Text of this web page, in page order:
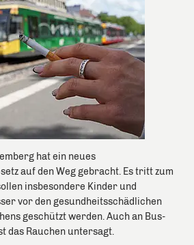
hat ein neues
auf den Weg gebracht. Es tritt zum
insbesondere Kinder und
vor den gesundheitsschädlichen
geschützt werden. Auch an Bus-
das Rauchen untersagt.